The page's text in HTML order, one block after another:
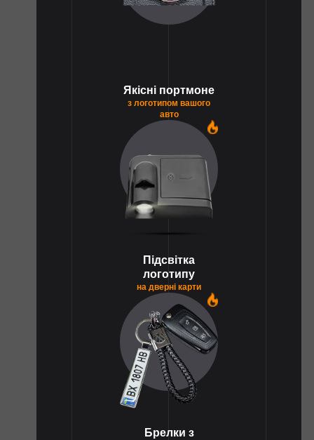
Якісні портмоне
з логотипом вашого
авто
Підсвітка
логотипу
на дверні карти
Брелки з